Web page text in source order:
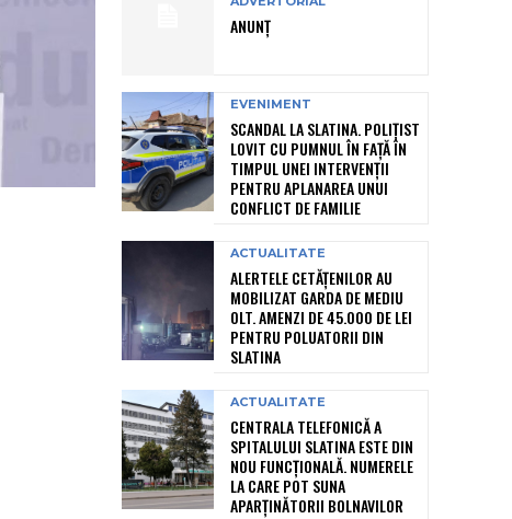
ANUNȚ
EVENIMENT
SCANDAL LA SLATINA. POLIȚIST
LOVIT CU PUMNUL ÎN FAȚĂ ÎN
TIMPUL UNEI INTERVENȚII
PENTRU APLANAREA UNUI
CONFLICT DE FAMILIE
ACTUALITATE
ALERTELE CETĂȚENILOR AU
MOBILIZAT GARDA DE MEDIU
OLT. AMENZI DE 45.000 DE LEI
PENTRU POLUATORII DIN
SLATINA
ACTUALITATE
CENTRALA TELEFONICĂ A
SPITALULUI SLATINA ESTE DIN
NOU FUNCȚIONALĂ. NUMERELE
LA CARE POT SUNA
APARȚINĂTORII BOLNAVILOR